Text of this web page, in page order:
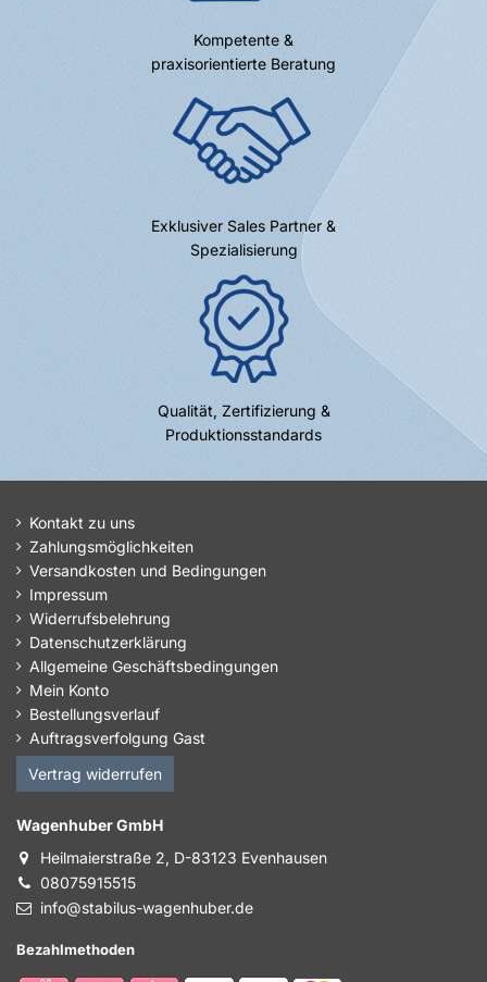
Kompetente &
praxisorientierte Beratung
Exklusiver Sales Partner &
Spezialisierung
Qualität, Zertifizierung &
Produktionsstandards
Kontakt zu uns
Zahlungsmöglichkeiten
Versandkosten und Bedingungen
Impressum
Widerrufsbelehrung
Datenschutzerklärung
Allgemeine Geschäftsbedingungen
Mein Konto
Bestellungsverlauf
Auftragsverfolgung Gast
Vertrag widerrufen
Wagenhuber GmbH
Heilmaierstraße 2, D-83123 Evenhausen
08075915515
info@stabilus-wagenhuber.de
Bezahlmethoden